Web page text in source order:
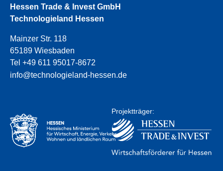
Hessen Trade & Invest GmbH
Technologieland Hessen
Mainzer Str. 118
65189 Wiesbaden
Tel +49 611 95017-8672
info@technologieland-hessen.de
Projektträger: